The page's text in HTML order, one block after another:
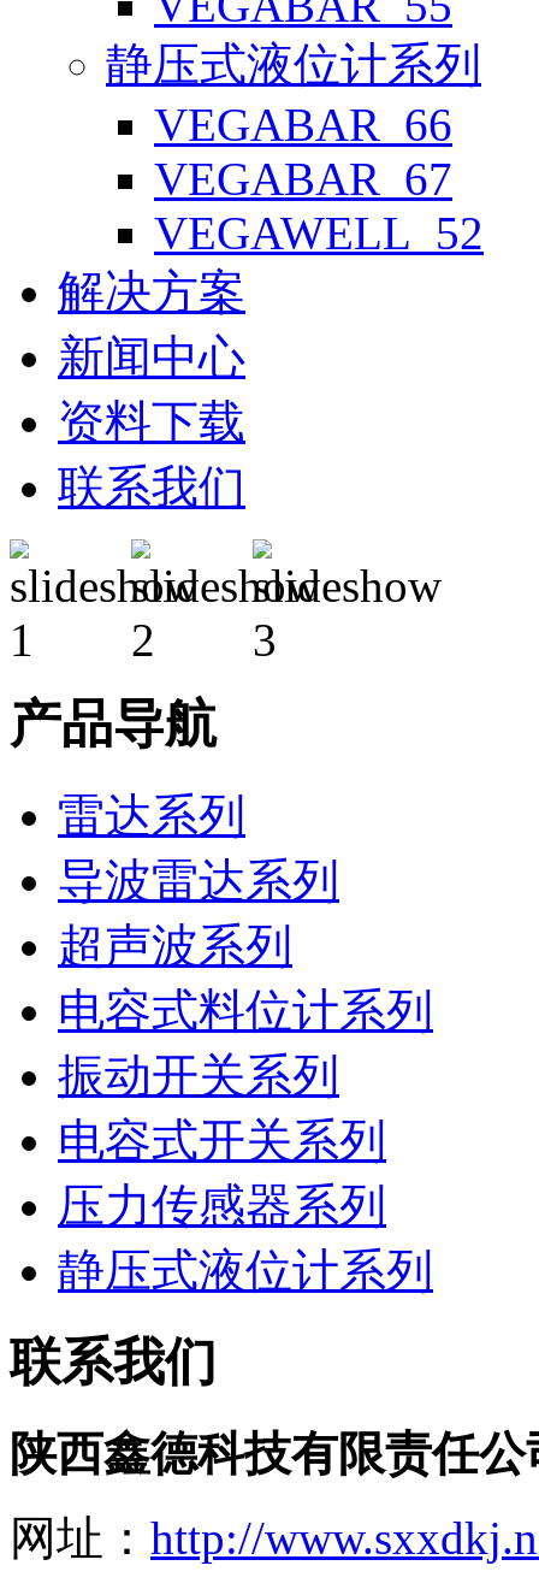
静压式液位计系列
VEGABAR_66
VEGABAR_67
VEGAWELL_52
解决方案
新闻中心
资料下载
联系我们
产品导航
雷达系列
导波雷达系列
超声波系列
电容式料位计系列
振动开关系列
电容式开关系列
压力传感器系列
静压式液位计系列
联系我们
陕西鑫德科技有限责任公
网址： http://